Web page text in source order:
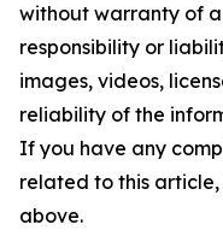
without warranty of
responsibility or
images, videos,
reliability of the
If you have any
related to this
above.